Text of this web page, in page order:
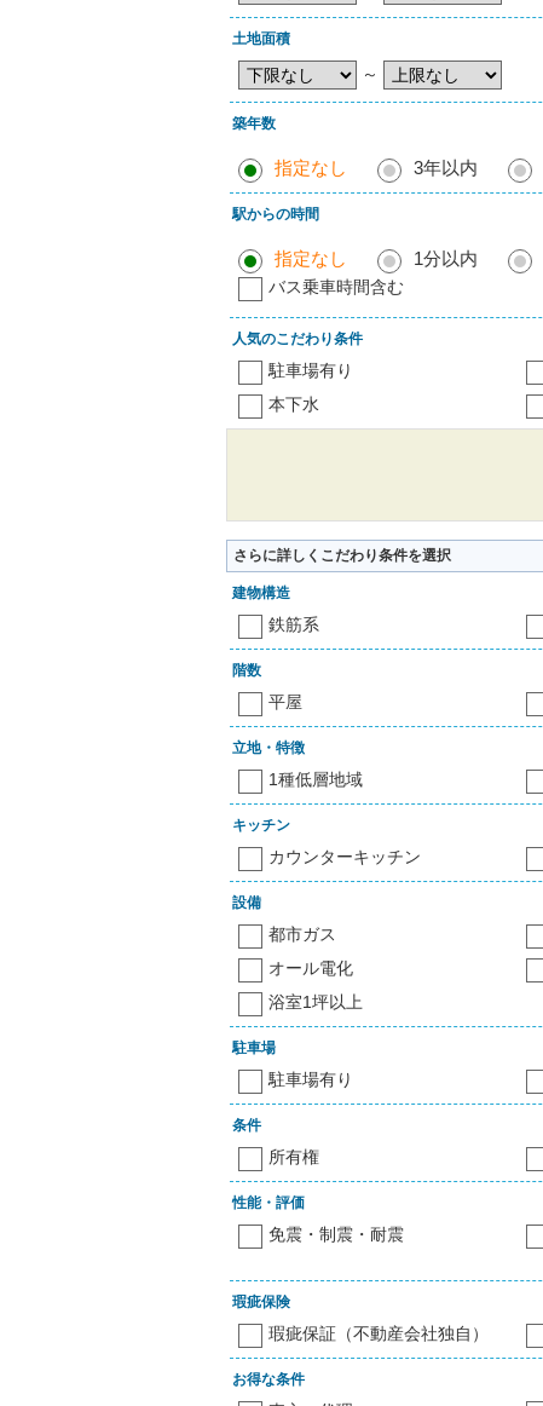
土地面積
～
築年数
指定なし 3年以内
駅からの時間
指定なし 1分以内
バス乗車時間含む
人気のこだわり条件
駐車場有り
本下水
さらに詳しくこだわり条件を選択
建物構造
鉄筋系
階数
平屋
立地・特徴
1種低層地域
キッチン
カウンターキッチン
設備
都市ガス
オール電化
浴室1坪以上
駐車場
駐車場有り
条件
所有権
性能・評価
免震・制震・耐震
瑕疵保険
瑕疵保証（不動産会社独自）
お得な条件